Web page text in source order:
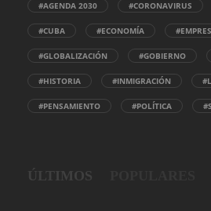
#AGENDA 2030 #CORONAVIRUS
#CUBA #ECONOMÍA
#GLOBALIZACIÓN #GOBIERNO
#HISTORIA #INMIGRACIÓN
#PENSAMIENTO #POLÍTICA
ÚLTIMOS